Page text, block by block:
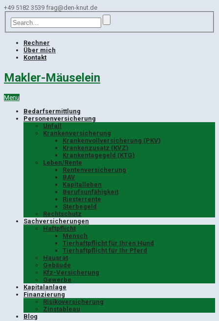
+49 5182 3539 frag@den-knut.de
Rechner
Über mich
Kontakt
Makler-Mäuselein
Menu
Bedarfsermittlung
Personenversicherung
Unfall
Krankenversicherung
Krankenvollversicherung (PKV)
Krankenzusatz (KVZ)
Krankentagegeld (KTG)
Leben/Rente
Rentenversicherung
BAV
Kapitalleben
Berufsunfähigkeit
Riesterrente
Sterbegeld
Rechtschutz
Sachversicherungen
Haftpflicht
Mensch
Tierhaftpflicht für Ihren Hund
Tierhaftpflicht für Ihr Pferd
Hausrat
Gebäude
Kfz-Versicherung
Gewerbe
Kapitalanlage
Finanzierung
Risikoversicherung
Zinstableau
Blog